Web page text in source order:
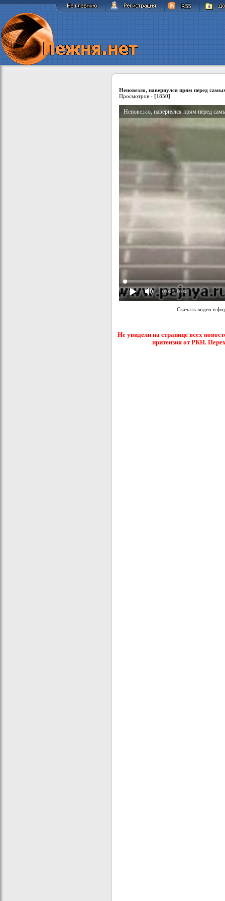
Неповезло, навернулся прям перед
Просмотров - [1850]
Неповезло, навернулся прям перед
0:00 / 0:00
Скачать видео в
Не увидели на странице всех
притензия от РКН.